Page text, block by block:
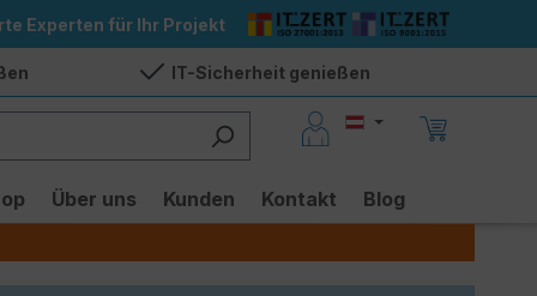
Experten für Ihr Projekt
IT-Sicherheit genießen
Über uns Kunden Kontakt Blog